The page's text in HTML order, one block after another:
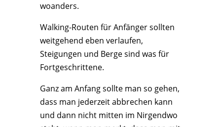
woanders.
Walking-Routen für Anfänger sollten
weitgehend eben verlaufen,
Steigungen und Berge sind was für
Fortgeschrittene.
Ganz am Anfang sollte man so gehen,
dass man jederzeit abbrechen kann
und dann nicht mitten im Nirgendwo